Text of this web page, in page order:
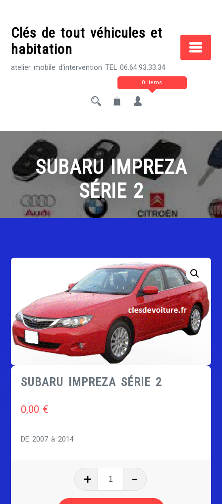
contentClés de tout véhicules et
habitation
atelier mobile d'intervention TEL 06.64.93.33.34
0 items
SUBARU IMPREZA
SÉRIE 2
SUBARU IMPREZA SÉRIE 2
0,00 €
DE 2007 à 2014
quantité
SUBARU